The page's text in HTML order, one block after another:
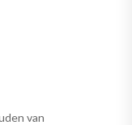
van